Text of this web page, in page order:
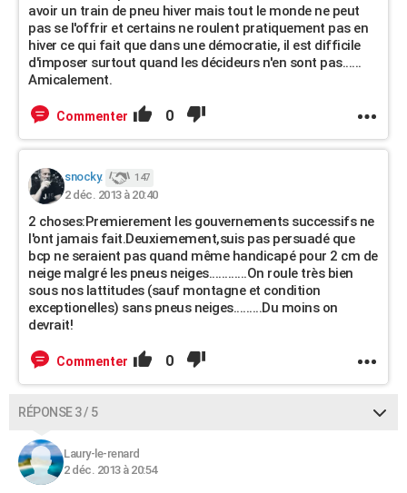
avoir un train de pneu hiver mais tout le monde ne peut
pas se l'offrir et certains ne roulent pratiquement pas en
hiver ce qui fait que dans une démocratie, il est difficile
d'imposer surtout quand les décideurs n'en sont pas......
Amicalement.
Commenter 0
snocky. 147
2 déc. 2013 à 20:40
2 choses:Premierement les gouvernements successifs ne
l'ont jamais fait.Deuxiemement,suis pas persuadé que
bcp ne seraient pas quand même handicapé pour 2 cm de
neige malgré les pneus neiges............On roule très bien
sous nos lattitudes (sauf montagne et condition
exceptionelles) sans pneus neiges.........Du moins on
devrait!
Commenter 0
RÉPONSE 3 / 5
Laury-le-renard
2 déc. 2013 à 20:54